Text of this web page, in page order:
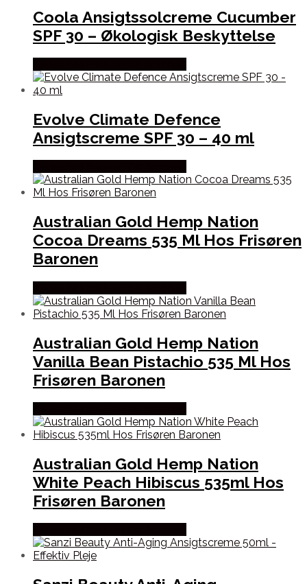
Coola Ansigtssolcreme Cucumber
SPF 30 – Økologisk Beskyttelse
Evolve Climate Defence
Ansigtscreme SPF 30 – 40 ml
Australian Gold Hemp Nation
Cocoa Dreams 535 Ml Hos Frisøren
Baronen
Australian Gold Hemp Nation
Vanilla Bean Pistachio 535 Ml Hos
Frisøren Baronen
Australian Gold Hemp Nation
White Peach Hibiscus 535ml Hos
Frisøren Baronen